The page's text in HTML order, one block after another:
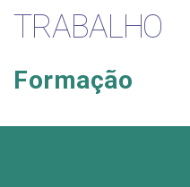
TRABALHO
Formação